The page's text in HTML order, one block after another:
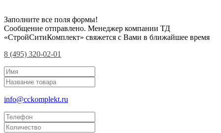
Заполните все поля формы!
Сообщение отправлено. Менеджер компании ТД
«СтройСитиКомплект» свяжется с Вами в ближайшее время
8 (495) 320-02-01
info@cckomplekt.ru